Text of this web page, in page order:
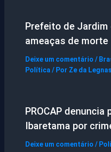
Prefeito de Jardim
ameaças de morte
Deixe um comentário /
Política / Por Ze da Legnas
PROCAP denuncia
Ibaretama por
Deixe um comentário /